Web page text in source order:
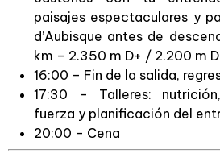
paisajes espectaculares y
d’Aubisque antes de
km – 2.350 m D+ / 2.200 m
16:00 – Fin de la salida,
17:30 – Talleres:
fuerza y planificación del
20:00 – Cena